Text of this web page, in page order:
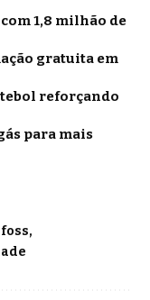
1,8 milhão de
gratuita em
reforçando
para mais